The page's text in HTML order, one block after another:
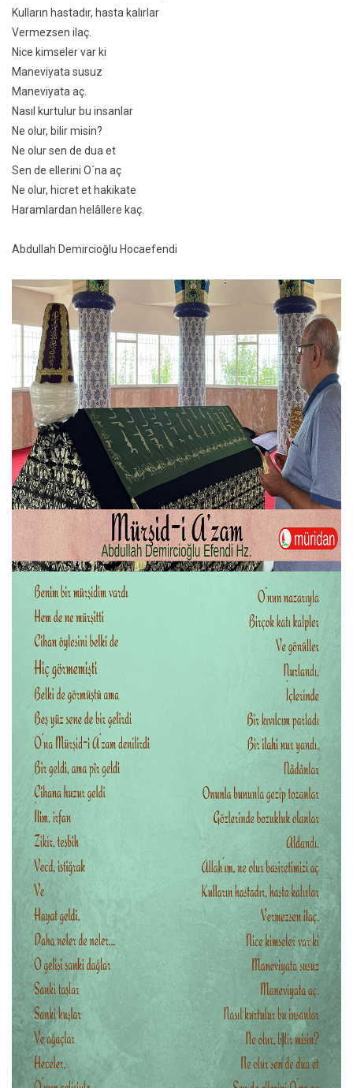
Kulların hastadır, hasta kalırlar
Vermezsen ilaç.
Nice kimseler var ki
Maneviyata susuz
Maneviyata aç.
Nasıl kurtulur bu insanlar
Ne olur, bilir misin?
Ne olur sen de dua et
Sen de ellerini O´na aç
Ne olur, hicret et hakikate
Haramlardan helâllere kaç.
Abdullah Demircioğlu Hocaefendi